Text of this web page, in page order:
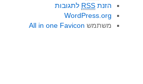
הזנת RSS לתגובות
WordPress.org
משתמש All in one Favicon